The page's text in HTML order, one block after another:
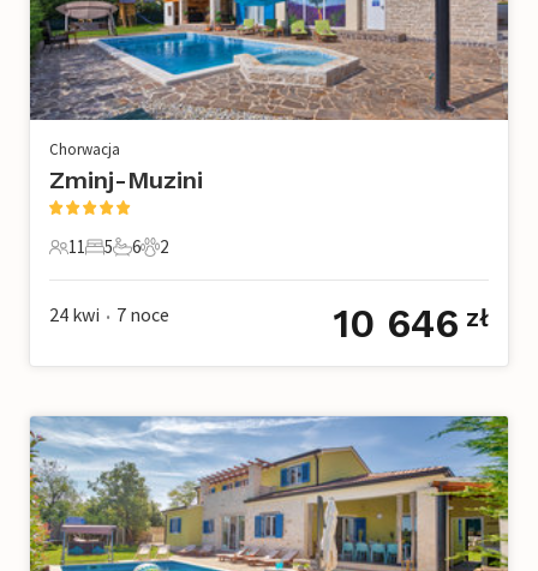
Chorwacja
Zminj-Muzini
11 Goście
11
5 Sypialnie
5
6 Łazienki
6
2 Zwierzęta domowe
2
24 kwi • 7 noce 10 646 zł